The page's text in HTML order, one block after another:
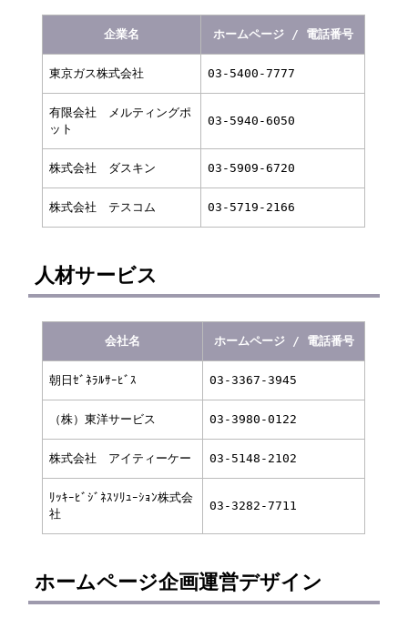
企業名 ホームページ / 電話番号
東京ガス株式会社 03-5400-7777
有限会社 メルティングポ
ット
03-5940-6050
株式会社 ダスキン 03-5909-6720
株式会社 テスコム 03-5719-2166
人材サービス
会社名 ホームページ / 電話番号
朝日ｾﾞﾈﾗﾙｻｰﾋﾞｽ 03-3367-3945
（株）東洋サービス 03-3980-0122
株式会社 アイティーケー 03-5148-2102
ﾘｯｷｰﾋﾞｼﾞﾈｽｿﾘｭｰｼｮﾝ株式会
社
03-3282-7711
ホームページ企画運営デザイン